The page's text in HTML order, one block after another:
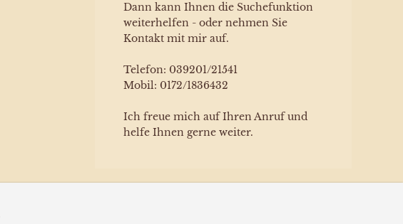
Dann kann Ihnen die Suchefunktion
weiterhelfen - oder nehmen Sie
Kontakt mit mir auf.
Telefon: 039201/21541
Mobil: 0172/1836432
Ich freue mich auf Ihren Anruf und
helfe Ihnen gerne weiter.